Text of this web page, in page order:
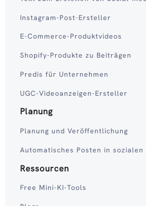
Instagram-Post-Ersteller
E-Commerce-Produktvideos
Shopify-Produkte zu Beiträgen
Predis für Unternehmen
UGC-Videoanzeigen-Ersteller
Planung
Planung und Veröffentlichung
Automatisches Posten in sozialen
Ressourcen
Free Mini-KI-Tools